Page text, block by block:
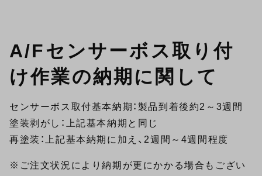
A/Fセンサーボス取り付
け作業の納期に関して
センサーボス取付基本納期：製品到着後約2～3週間
塗装剥がし：上記基本納期と同じ
再塗装：上記基本納期に加え、2週間～4週間程度
※ご注文状況により納期が更にかかる場合もござい